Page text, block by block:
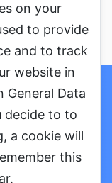
お問い合わせ・ご依頼
on your
to provide
and to track
website in
General Data
decide to to
a cookie will
this